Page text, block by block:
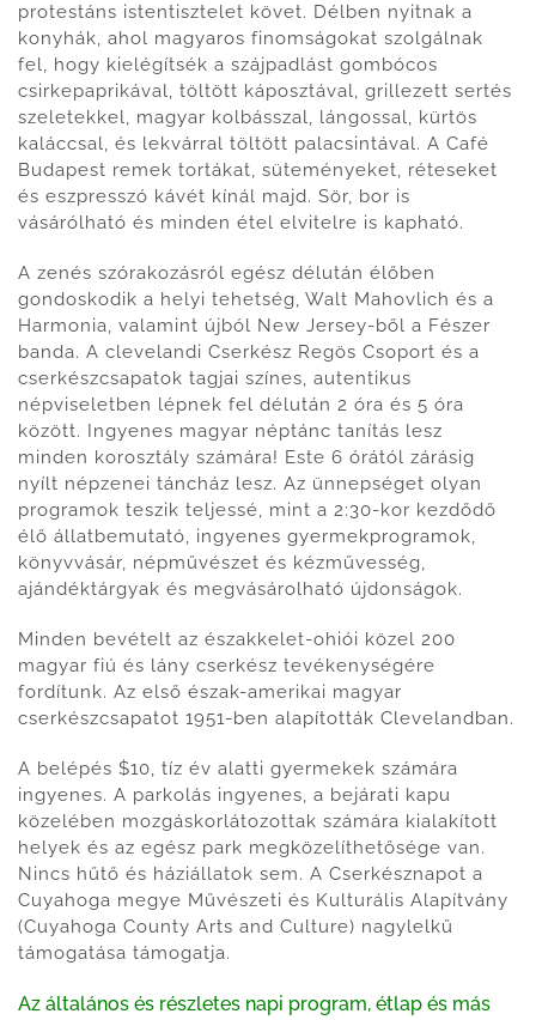
protestáns istentisztelet követ. Délben nyitnak a
konyhák, ahol magyaros finomságokat szolgálnak
fel, hogy kielégítsék a szájpadlást gombócos
csirkepaprikával, töltött káposztával, grillezett sertés
szeletekkel, magyar kolbásszal, lángossal, kürtös
kaláccsal, és lekvárral töltött palacsintával. A Café
Budapest remek tortákat, süteményeket, réteseket
és eszpresszó kávét kínál majd. Sör, bor is
vásárólható és minden étel elvitelre is kapható.
A zenés szórakozásról egész délután élőben
gondoskodik a helyi tehetség, Walt Mahovlich és a
Harmonia, valamint újból New Jersey-ből a Fészer
banda. A clevelandi Cserkész Regös Csoport és a
cserkészcsapatok tagjai színes, autentikus
népviseletben lépnek fel délután 2 óra és 5 óra
között. Ingyenes magyar néptánc tanítás lesz
minden korosztály számára! Este 6 órától zárásig
nyílt népzenei táncház lesz. Az ünnepséget olyan
programok teszik teljessé, mint a 2:30-kor kezdődő
élő állatbemutató, ingyenes gyermekprogramok,
könyvvásár, népművészet és kézművesség,
ajándéktárgyak és megvásárolható újdonságok.
Minden bevételt az északkelet-ohiói közel 200
magyar fiú és lány cserkész tevékenységére
fordítunk. Az első észak-amerikai magyar
cserkészcsapatot 1951-ben alapították Clevelandban.
A belépés $10, tíz év alatti gyermekek számára
ingyenes. A parkolás ingyenes, a bejárati kapu
közelében mozgáskorlátozottak számára kialakított
helyek és az egész park megközelíthetősége van.
Nincs hűtő és háziállatok sem. A Cserkésznapot a
Cuyahoga megye Művészeti és Kulturális Alapítvány
(Cuyahoga County Arts and Culture) nagylelkű
támogatása támogatja.
Az általános és részletes napi program, étlap és más